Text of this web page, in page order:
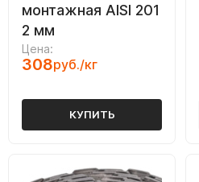
монтажная AISI 201
2 мм
Цена:
308руб./кг
КУПИТЬ